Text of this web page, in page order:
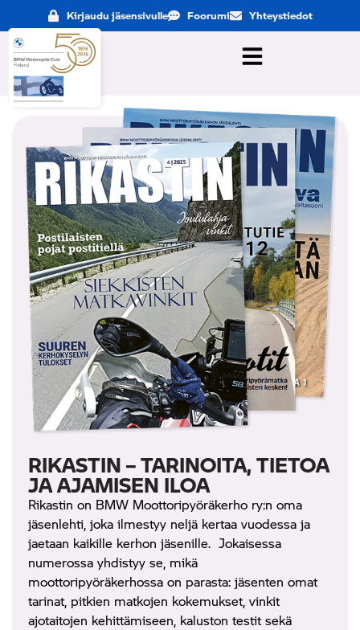
Kirjaudu jäsensivulle Foorumi Yhteystiedot
RIKASTIN – TARINOITA, TIETOA
JA AJAMISEN ILOA
Rikastin on BMW Moottoripyöräkerho ry:n oma
jäsenlehti, joka ilmestyy neljä kertaa vuodessa ja
jaetaan kaikille kerhon jäsenille. Jokaisessa
numerossa yhdistyy se, mikä
moottoripyöräkerhossa on parasta: jäsenten omat
tarinat, pitkien matkojen kokemukset, vinkit
ajotaitojen kehittämiseen, kaluston testit sekä